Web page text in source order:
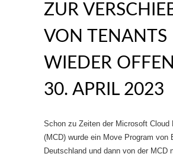
ZUR
VON TENANTS
WIEDER
30. APRIL 2023
Schon zu Zeiten der Microsoft Cloud
(MCD) wurde ein Move Program von
Deutschland und dann von der MCD